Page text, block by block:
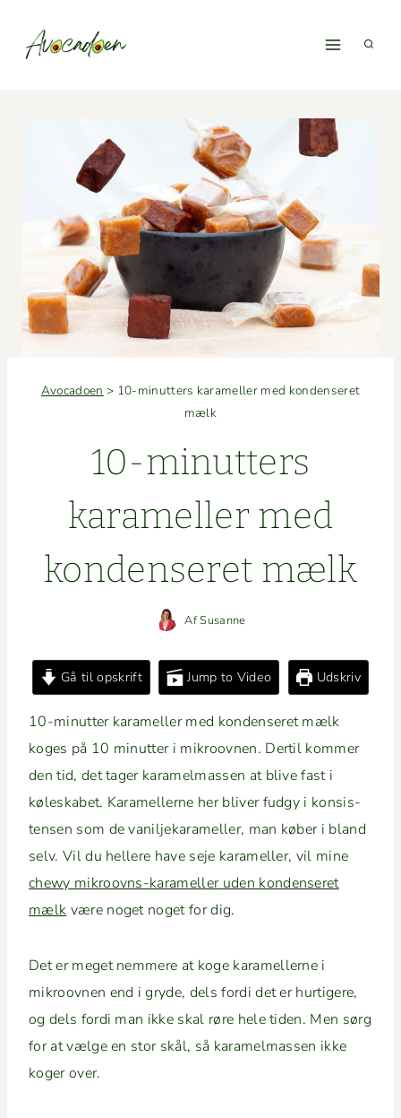
Avocadoen > 10-minutters karameller med kondenseret
mælk
10-min­ut­ters
karameller med
kon­denseret mælk
AfSusanne
Gå til opskrift Jump to Video Udskriv
10-min­ut­ter karameller med kon­denseret mælk
koges på 10 min­ut­ter i mikroov­nen. Der­til kom­mer
den tid, det tager karamel­massen at blive fast i
kølesk­a­bet. Karamellerne her bliv­er fudgy i kon­sis­
tensen som de vanil­jekarameller, man køber i bland
selv. Vil du hellere have seje karameller, vil mine
chewy mikroovns-karameller uden kon­denseret
mælk være noget noget for dig.
Det er meget nem­mere at koge karamellerne i
mikroov­nen end i gryde, dels for­di det er hur­tigere,
og dels for­di man ikke skal røre hele tiden. Men sørg
for at vælge en stor skål, så karamel­massen ikke
koger over.